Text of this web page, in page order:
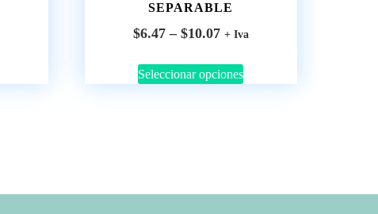
SEPARABLE
$6.47 – $10.07 + Iva
Seleccionar opciones